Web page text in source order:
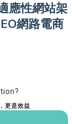
應性網站架
網路電商
更是效益